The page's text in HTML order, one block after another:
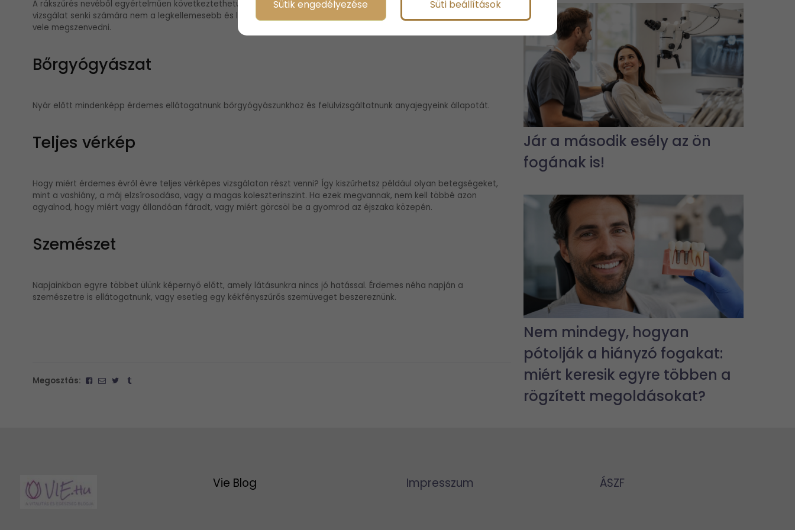
A rákszűrés nevéből egyértelműen következtethetünk arra, hogy miért fontos. Bár a nőgyógyászati vagy az urológiai
vizsgálat senki számára nem a legkellemesebb és legfeszültségmentesebb időtöltés, évente egyszer mégis megéri
vele megszenvedni.
Bőrgyógyászat
Nyár előtt mindenképp érdemes ellátogatnunk bőrgyógyászunkhoz és felülvizsgáltatnunk anyajegyeink állapotát.
Teljes vérkép
Hogy miért érdemes évről évre teljes vérképes vizsgálaton részt venni? Így kiszűrhetsz például olyan betegségeket,
mint a vashiány, a máj elzsírosodása, vagy a magas koleszterinszint. Ha ezek megvannak, nem kell többé azon
agyalnod, hogy miért vagy állandóan fáradt, vagy miért görcsöl be a gyomrod az éjszaka közepén.
Szemészet
Napjainkban egyre többet ülünk képernyő előtt, amely látásunkra nincs jó hatással. Érdemes néha napján a
szemészetre is ellátogatnunk, vagy esetleg egy kékfényszűrős szemüveget beszereznünk.
Megosztás:
Jár a második esély az ön
fogának is!
Nem mindegy, hogyan
pótolják a hiányzó fogakat:
miért keresik egyre többen a
rögzített megoldásokat?
Vie Blog Impresszum ÁSZF
Sütik engedélyezése Süti beállítások